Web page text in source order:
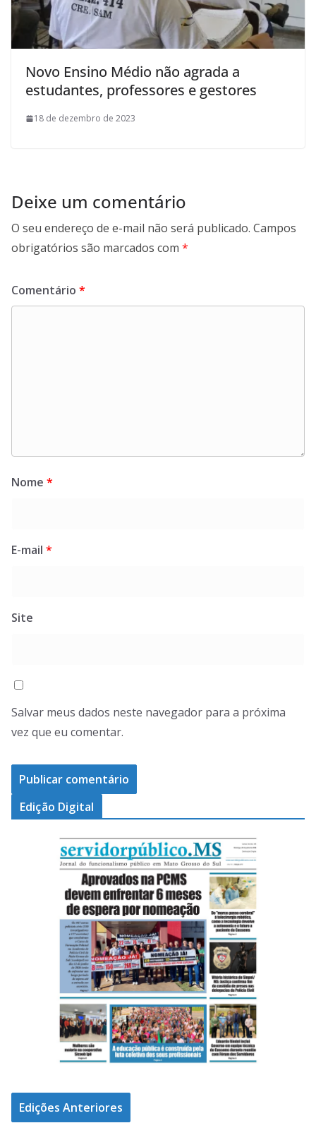
Novo Ensino Médio não agrada a
estudantes, professores e gestores
18 de dezembro de 2023
Deixe um comentário
O seu endereço de e-mail não será publicado. Campos
obrigatórios são marcados com *
Comentário *
Nome *
E-mail *
Site
Salvar meus dados neste navegador para a próxima
vez que eu comentar.
Edição Digital
Edições Anteriores